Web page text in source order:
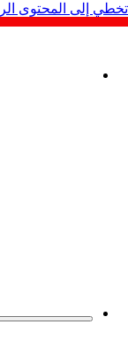
المحتوى الرئيسي